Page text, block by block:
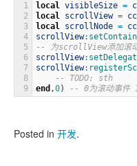
1
2
3
4
5
6
7
8
9
local visibleSize =
local scrollView = cc
local scrollNode = cc
scrollView:
-- 为scrollView添加滚
scrollView:
scrollView:
-- TODO: sth
end ,0) -- 0为滚动事件
Posted in 开发.